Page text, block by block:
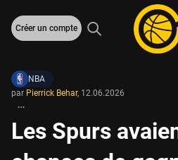
Créer un compte
NBA
par Pierrick Behar, 12.06.2026
Les Spurs